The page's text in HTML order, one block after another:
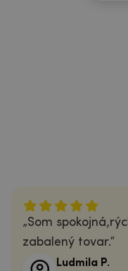
Som
zabalený tovar.
Ludmila P.